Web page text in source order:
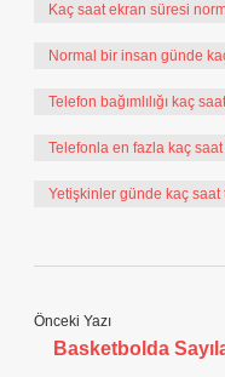
Kaç saat ekran süresi
Normal bir insan günde
Telefon bağımlılığı kaç
Telefonla en fazla kaç
Yetişkinler günde kaç saat
Önceki Yazı
Basketbolda